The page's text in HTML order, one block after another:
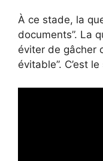
À ce stade, la
documents”. La
éviter de gâcher
évitable”. C’est